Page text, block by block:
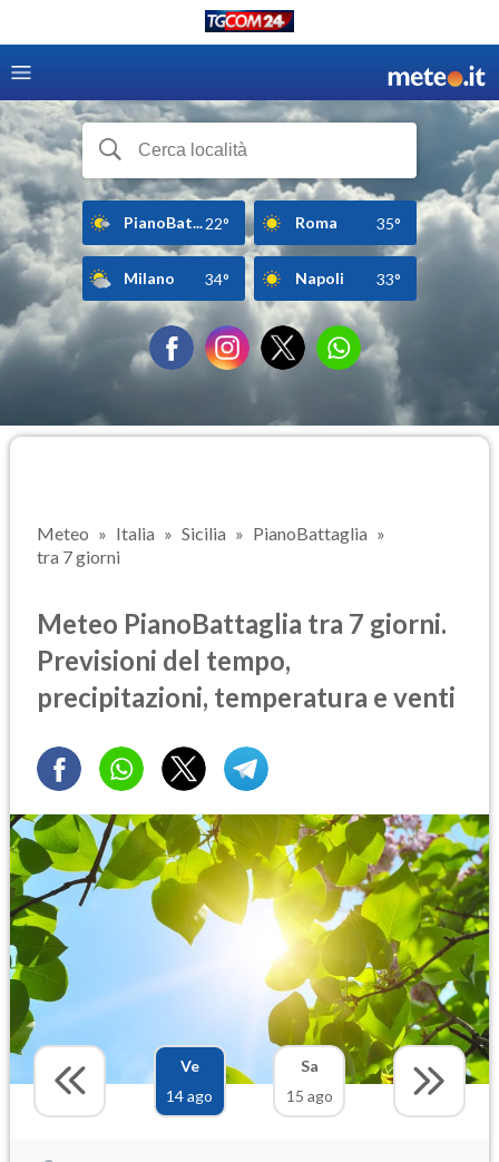
PianoBat...22° Roma 35°
Milano 34° Napoli 33°
Meteo Italia Sicilia
PianoBattaglia
tra 7 giorni
Meteo PianoBattaglia tra 7 giorni.
Previsioni del tempo,
precipitazioni, temperatura e venti
Ve
14 ago
Sa
15 ago